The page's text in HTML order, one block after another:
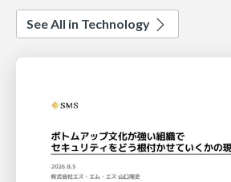
See All in Technology